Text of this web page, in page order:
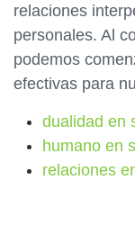
relaciones
personales. Al
podemos
efectivas para
dualidad en
humano en
relaciones